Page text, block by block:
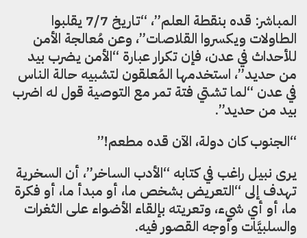
المباشر: قده بنقطة العلم”، “تاريخ 7/7 يقلبوا
الطاولات ويكسروا القلاصات”، وعن مُعالجة الأمن
للأحداث في عدن، فإن تكرار عبارة “الأمن يضرب بيد
من حديد”، استخدمها المُعلقون لتشبيه حالة الناس
في عدن “لما تشتي فتة تمر مع التوصية قول له اضرب
بيد من حديد”.
“الجنوب كان دولة، الآن قده مطعم!”
يرى نبيل راغب في كتابه “الأدب الساخر”، أن السخرية
تهدف إلى “التعريض بشخص ما، أو مبدأ ما، أو فكرة
ما، أو أي شيء، وتعريته بإلقاء الأضواء على الثغرات
والسلبيَّات وأوجه القصور فيه.